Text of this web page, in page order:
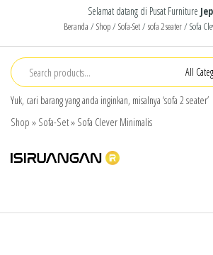
Selamat datang di Pusat Furniture
Beranda / Shop/ Sofa-Set/ sofa 2 seater/ Sofa
Yuk, cari barang yang anda inginkan, misalnya ‘sofa 2 seater’
Shop » Sofa-Set» Sofa Clever Minimalis
products